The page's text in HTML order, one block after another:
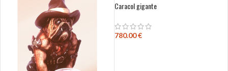
Caracol gigante
780.00€